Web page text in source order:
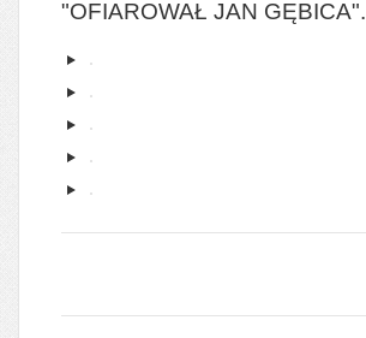
"OFIAROWAŁ JAN GĘBICA".